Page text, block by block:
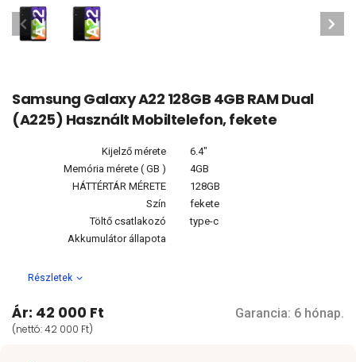
Samsung Galaxy A22 128GB 4GB RAM Dual
(A225) Használt Mobiltelefon, fekete
Kijelző mérete
6.4"
Memória mérete ( GB )
4GB
HÁTTÉRTÁR MÉRETE
128GB
Szín
fekete
Töltő csatlakozó
type-c
Akkumulátor állapota
Részletek
Ár: 42 000 Ft
(nettó: 42 000 Ft)
Garancia: 6 hónap.